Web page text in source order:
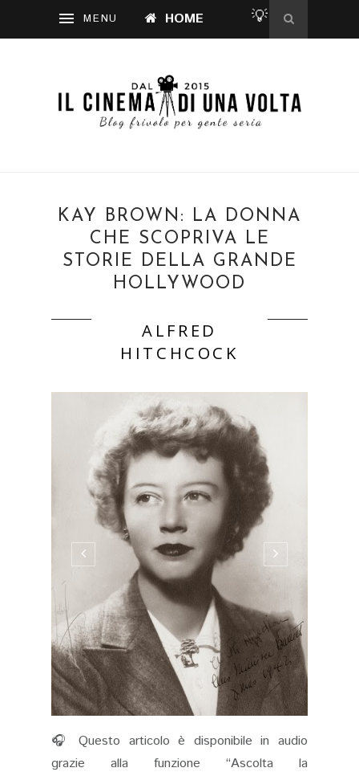
HOME 💡
KAY BROWN: LA DONNA
CHE SCOPRIVA LE
STORIE DELLA GRANDE
HOLLYWOOD
ALFRED
HITCHCOCK
🎧 Questo articolo è disponibile in audio
grazie alla funzione “Ascolta la